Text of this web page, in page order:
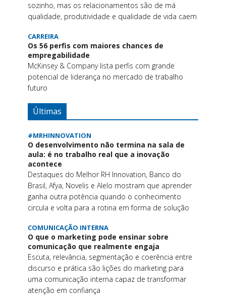
sozinho, mas os relacionamentos são de má
qualidade, produtividade e qualidade de vida caem
CARREIRA
Os 56 perfis com maiores chances de
empregabilidade
McKinsey & Company lista perfis com grande
potencial de liderança no mercado de trabalho
futuro
Últimas
#MRHINNOVATION
O desenvolvimento não termina na sala de
aula: é no trabalho real que a inovação
acontece
Destaques do Melhor RH Innovation, Banco do
Brasil, Afya, Novelis e Alelo mostram que aprender
ganha outra potência quando o conhecimento
circula e volta para a rotina em forma de solução
COMUNICAÇÃO INTERNA
O que o marketing pode ensinar sobre
comunicação que realmente engaja
Escuta, relevância, segmentação e coerência entre
discurso e prática são lições do marketing para
uma comunicação interna capaz de transformar
atenção em confiança